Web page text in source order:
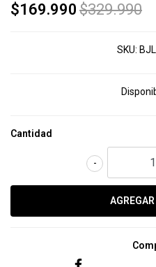
$169.990 $329.990
SKU:
Cantidad
-